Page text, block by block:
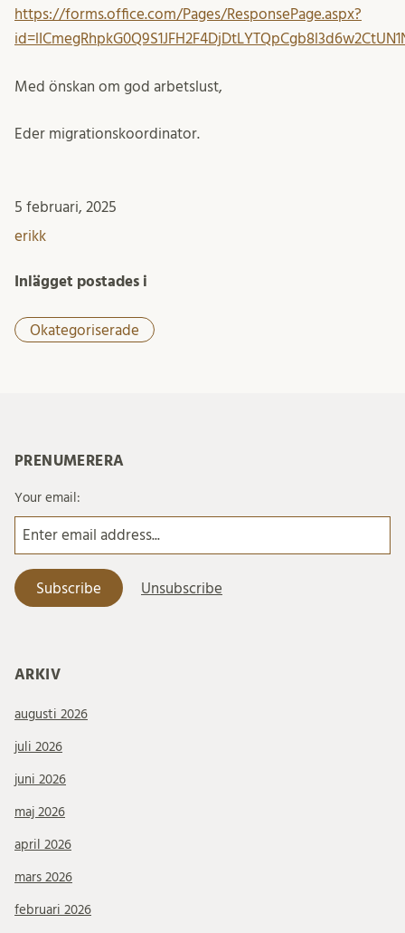
https://forms.office.com/Pages/ResponsePage.aspx?
Med önskan om god arbetslust,
Eder migrationskoordinator.
5 februari, 2025
erikk
Inlägget postades i
Okategoriserade
PRENUMERERA
Your email:
ARKIV
augusti 2026
juli 2026
juni 2026
maj 2026
april 2026
mars 2026
februari 2026